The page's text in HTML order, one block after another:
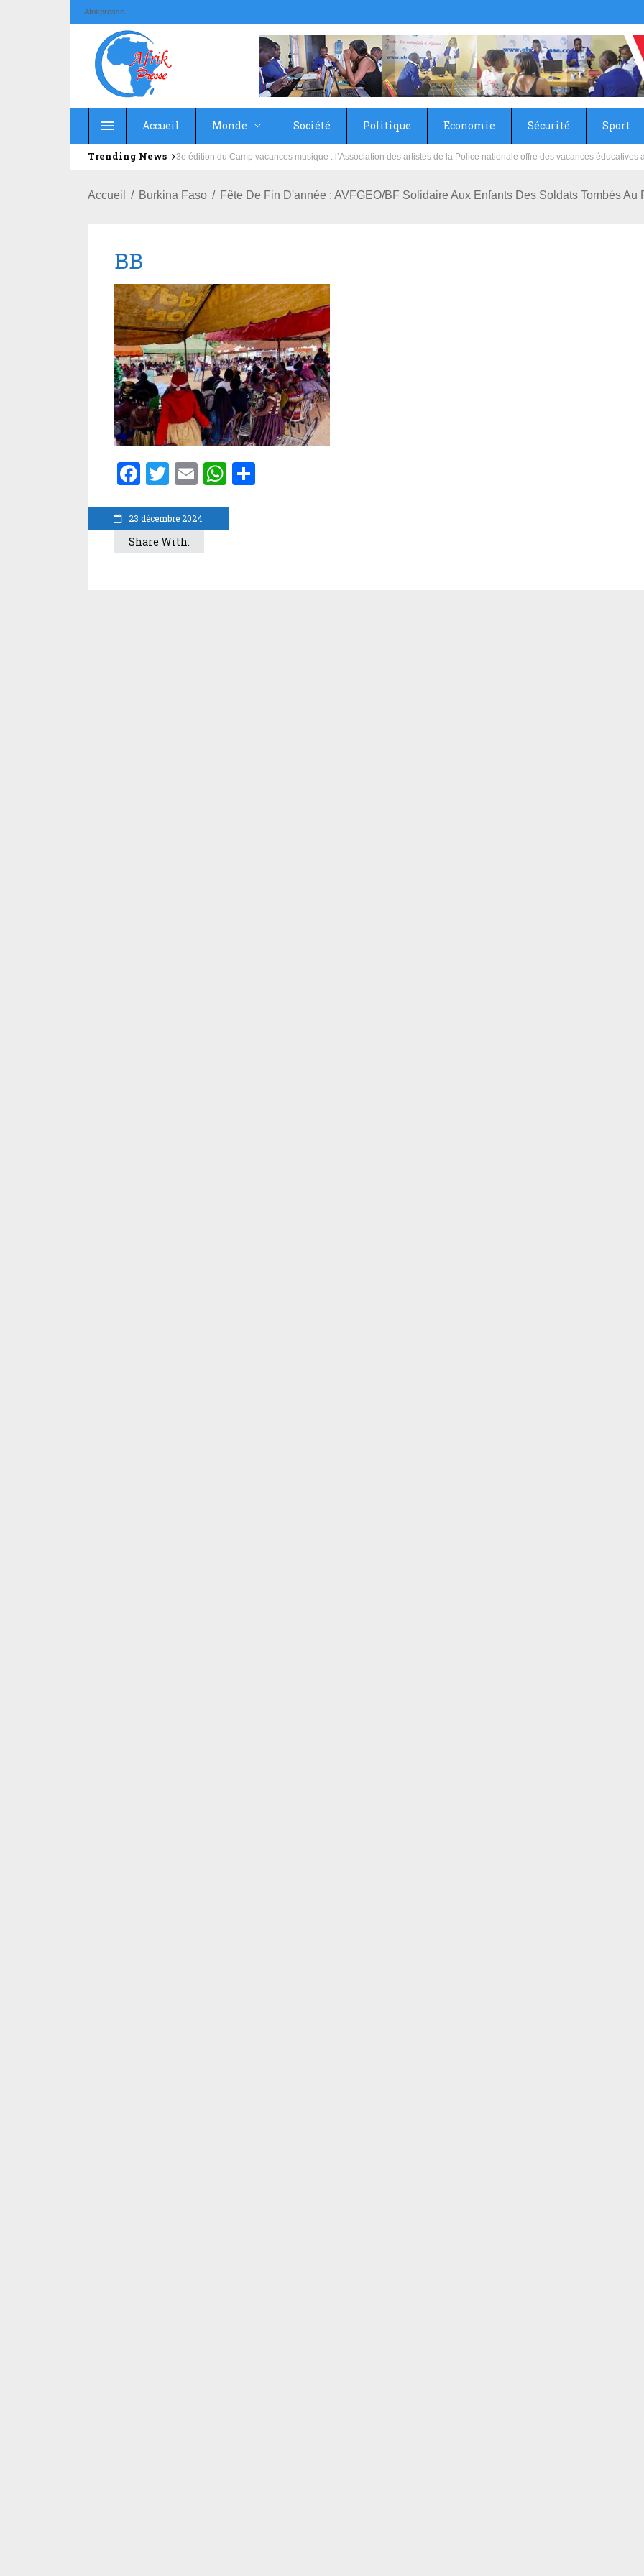
Afrikpresse
Accueil Monde Société Politique Economie Sécurité Sport
Trending News Education : la fédération de la Russie rénove les écoles primaire et collège du Camp Général Aboubacar Sangoulé
Accueil Burkina Faso Fête De Fin D'année : AVFGEO/BF Solidaire Aux Enfants Des Soldats Tombés Au
23 décembre 2024
BB
Facebook
Twitter
EmailWhatsApp
Share With: